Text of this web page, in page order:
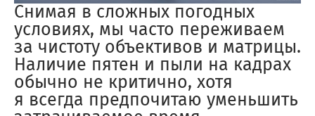
Снимая в сложных погодных
условиях, мы часто переживаем
за чистоту объективов и матрицы.
Наличие пятен и пыли на кадрах
обычно не критично, хотя
я всегда предпочитаю уменьшить